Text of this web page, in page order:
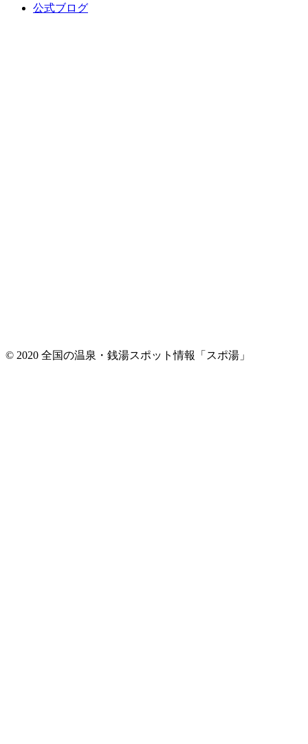
公式ブログ
© 2020 全国の温泉・銭湯スポット情報「スポ湯」